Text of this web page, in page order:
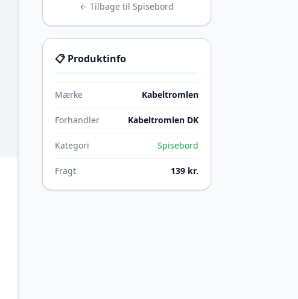
← Tilbage til Spisebord
📋 Produktinfo
Mærke Kabeltromlen
Forhandler Kabeltromlen DK
Kategori Spisebord
Fragt 139 kr.